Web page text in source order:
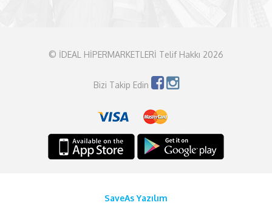
© İDEAL HİPERMARKETLERİ Telif Hakkı 2026
Bizi Takip Edin
SaveAs Yazılım